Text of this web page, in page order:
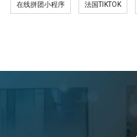
在线拼团小程序 法国TIKTOK